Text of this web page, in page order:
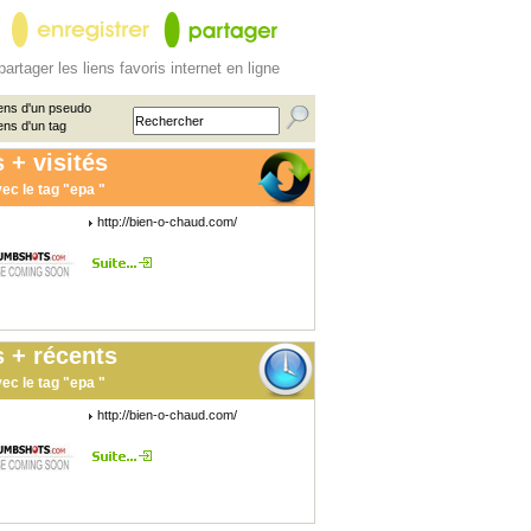
les liens favoris internet en ligne
d'un pseudo
d'un tag
+ visités
le tag "epa "
http://bien-o-chaud.com/
+ récents
le tag "epa "
http://bien-o-chaud.com/